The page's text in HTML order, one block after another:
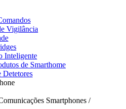
Vigilância
Inteligente
de Smarthome
Detetores
Smartphones /